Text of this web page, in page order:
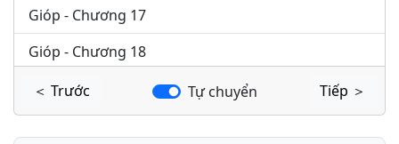
Gióp - Chương 17
Gióp - Chương 18
Gióp - Chương 19
＜ Trước Tự chuyển Tiếp ＞